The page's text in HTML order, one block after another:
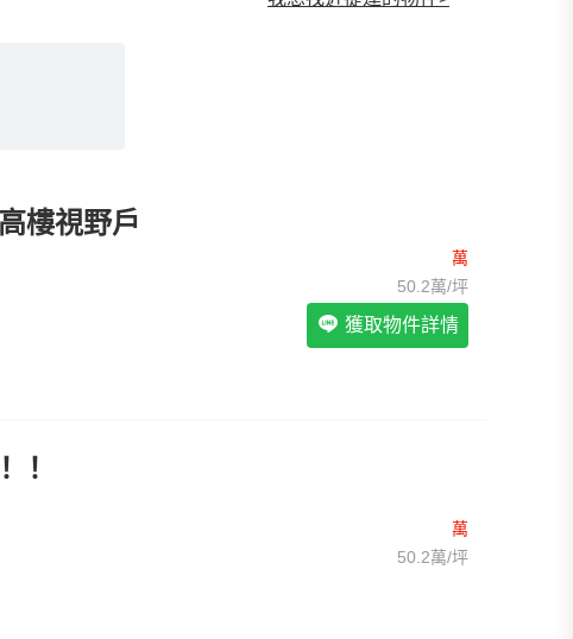
樓視野戶
萬
50.2萬/坪
獲取物件詳情
！
萬
50.2萬/坪